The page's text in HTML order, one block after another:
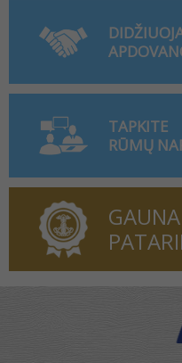
TAPKITE
RŪMŲ